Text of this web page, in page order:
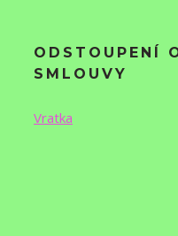
ODSTOUPENÍ
SMLOUVY
Vratka